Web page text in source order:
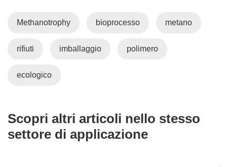
Methanotrophy bioprocesso metano
rifiuti imballaggio polimero
ecologico
Scopri altri articoli nello stesso
settore di applicazione